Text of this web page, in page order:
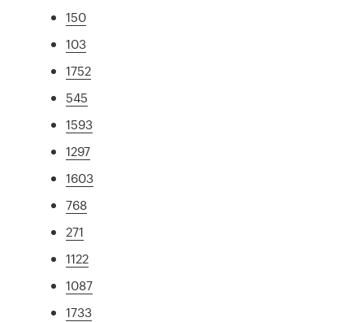
150
103
1752
545
1593
1297
1603
768
271
1122
1087
1733